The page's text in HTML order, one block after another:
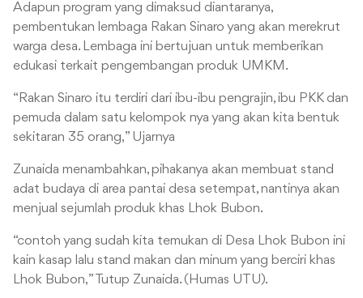
Adapun program yang dimaksud diantaranya,
pembentukan lembaga Rakan Sinaro yang akan merekrut
warga desa. Lembaga ini bertujuan untuk memberikan
edukasi terkait pengembangan produk UMKM.
“Rakan Sinaro itu terdiri dari ibu-ibu pengrajin, ibu PKK dan
pemuda dalam satu kelompok nya yang akan kita bentuk
sekitaran 35 orang, ” Ujarnya
Zunaida menambahkan, pihakanya akan membuat stand
adat budaya di area pantai desa setempat, nantinya akan
menjual sejumlah produk khas Lhok Bubon.
“contoh yang sudah kita temukan di Desa Lhok Bubon ini
kain kasap lalu stand makan dan minum yang berciri khas
Lhok Bubon, ” Tutup Zunaida. (Humas UTU).